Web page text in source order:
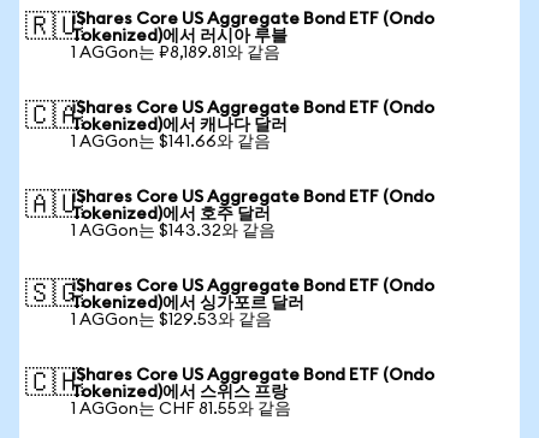
🇷🇺iShares Core US Aggregate Bond ETF (Ondo
Tokenized)에서 러시아 루블
1 AGGon는 ₽8,189.81와 같음
🇨🇦iShares Core US Aggregate Bond ETF (Ondo
Tokenized)에서 캐나다 달러
1 AGGon는 $141.66와 같음
🇦🇺iShares Core US Aggregate Bond ETF (Ondo
Tokenized)에서 호주 달러
1 AGGon는 $143.32와 같음
🇸🇬iShares Core US Aggregate Bond ETF (Ondo
Tokenized)에서 싱가포르 달러
1 AGGon는 $129.53와 같음
🇨🇭iShares Core US Aggregate Bond ETF (Ondo
Tokenized)에서 스위스 프랑
1 AGGon는 CHF 81.55와 같음